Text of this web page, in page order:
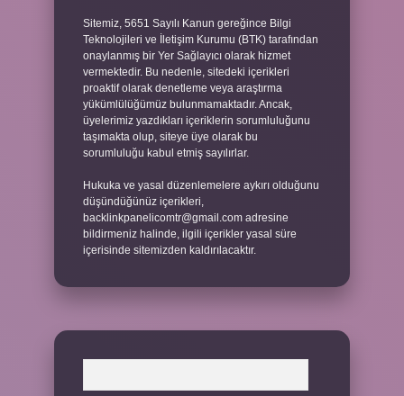
Sitemiz, 5651 Sayılı Kanun gereğince Bilgi
Teknolojileri ve İletişim Kurumu (BTK) tarafından
onaylanmış bir Yer Sağlayıcı olarak hizmet
vermektedir. Bu nedenle, sitedeki içerikleri
proaktif olarak denetleme veya araştırma
yükümlülüğümüz bulunmamaktadır. Ancak,
üyelerimiz yazdıkları içeriklerin sorumluluğunu
taşımakta olup, siteye üye olarak bu
sorumluluğu kabul etmiş sayılırlar.
Hukuka ve yasal düzenlemelere aykırı olduğunu
düşündüğünüz içerikleri,
backlinkpanelicomtr@gmail.com adresine
bildirmeniz halinde, ilgili içerikler yasal süre
içerisinde sitemizden kaldırılacaktır.